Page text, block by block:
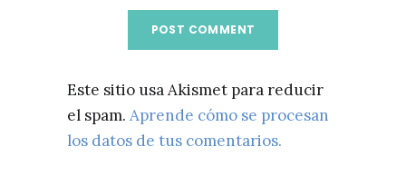
Este sitio usa Akismet para reducir
el spam. Aprende cómo se procesan
los datos de tus comentarios.